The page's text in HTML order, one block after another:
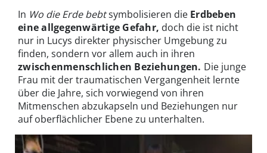
In Wo die Erde bebtsymbolisieren die Erdbeben
eine allgegenwärtige Gefahr, doch die ist nicht
nur in Lucys direkter physischer Umgebung zu
finden, sondern vor allem auch in ihren
zwischenmenschlichen Beziehungen. Die junge
Frau mit der traumatischen Vergangenheit lernte
über die Jahre, sich vorwiegend von ihren
Mitmenschen abzukapseln und Beziehungen nur
auf oberflächlicher Ebene zu unterhalten.